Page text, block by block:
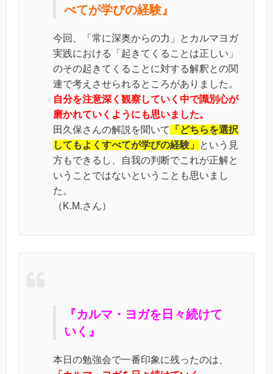
べてが学びの経験』
今回、「常に深奥からの力」とカルマヨガ
実践における「起きてくることは正しい」
のその起きてくることに対する解釈との関
連で考えさせられるところがありました。
自分を注意深く観察していく中で識別心が
磨かれていくようにも思いました。
田久保さんの解説を聞いて
「どちらを選択
してもよくすべてが学びの経験」
という見
方もできるし、自我の判断でこれが正解と
いうことではないということも思いまし
た。
（K.M.さん）
『カルマ・ヨガを日々続けて
いく』
本日の勉強会で一番印象に残ったのは、